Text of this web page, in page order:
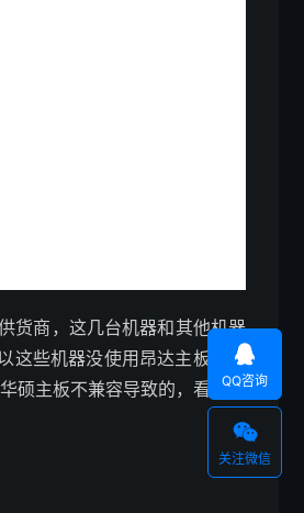
货商，这几台机器和其他机器
这些机器没使用昂达主板而是
硕主板不兼容导致的，看了一

QQ咨询

关注微信